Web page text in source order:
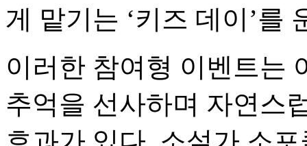
게 맡기는 ‘키즈 데이’를
이러한 참여형 이벤트는
추억을 선사하며 자연스